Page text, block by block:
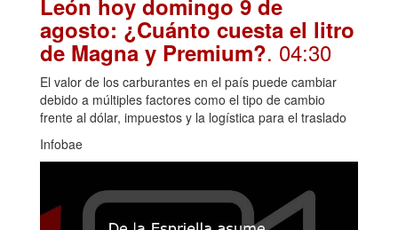
agosto: ¿Cuánto cuesta el litro
de Magna y Premium?. 04:30
El valor de los carburantes en el país puede cambiar
debido a múltiples factores como el tipo de cambio
frente al dólar, impuestos y la logística para el traslado
Infobae